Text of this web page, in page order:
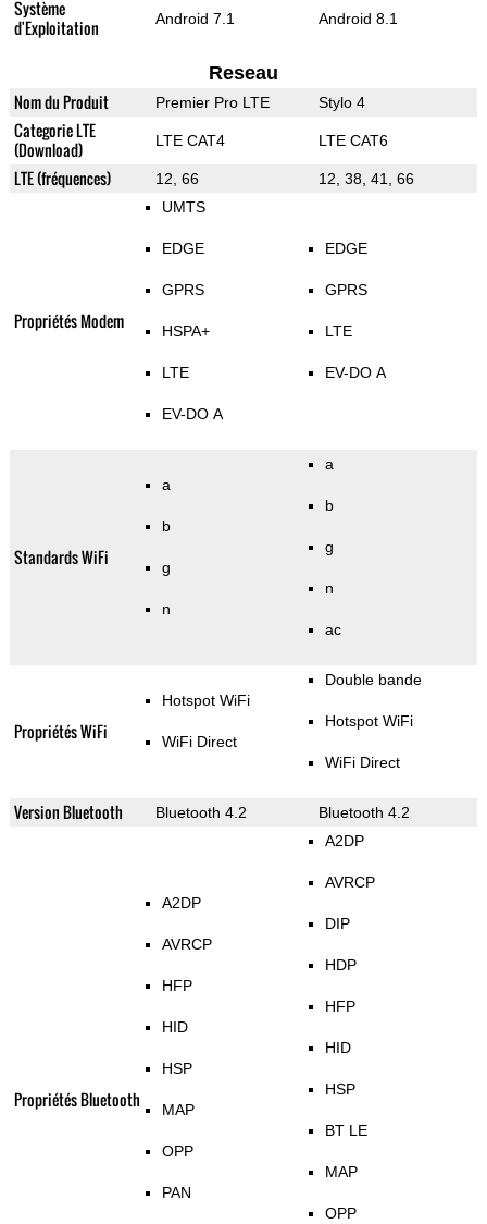
Système
d'Exploitation
Android 7.1 Android 8.1
Reseau
Nom du Produit Premier Pro LTE Stylo 4
Categorie LTE
(Download)
LTE CAT4 LTE CAT6
LTE (fréquences) 12, 66 12, 38, 41, 66
Propriétés Modem
UMTS
EDGE
GPRS
HSPA+
LTE
EV-DO A
EDGE
GPRS
LTE
EV-DO A
Standards WiFi
a
b
g
n
a
b
g
n
ac
Propriétés WiFi
Hotspot WiFi
WiFi Direct
Double bande
Hotspot WiFi
WiFi Direct
Version Bluetooth Bluetooth 4.2 Bluetooth 4.2
Propriétés Bluetooth
A2DP
AVRCP
HFP
HID
HSP
MAP
OPP
PAN
A2DP
AVRCP
DIP
HDP
HFP
HID
HSP
BT LE
MAP
OPP